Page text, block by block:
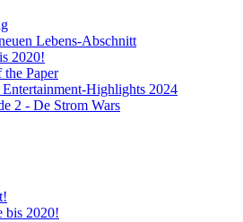
Lebens-Abschnitt
2020!
Paper
Highlights 2024
2 - De Strom Wars
bis 2020!